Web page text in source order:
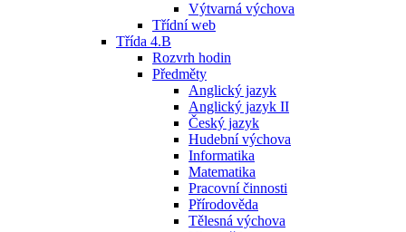
Výtvarná výchova
Třídní web
Třída 4.B
Rozvrh hodin
Předměty
Anglický jazyk
Anglický jazyk II
Český jazyk
Hudební výchova
Informatika
Matematika
Pracovní činnosti
Přírodověda
Tělesná výchova